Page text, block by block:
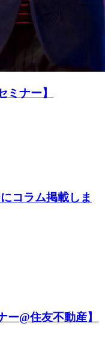
ミナー】
コラム掲載しま
ー@住友不動産】